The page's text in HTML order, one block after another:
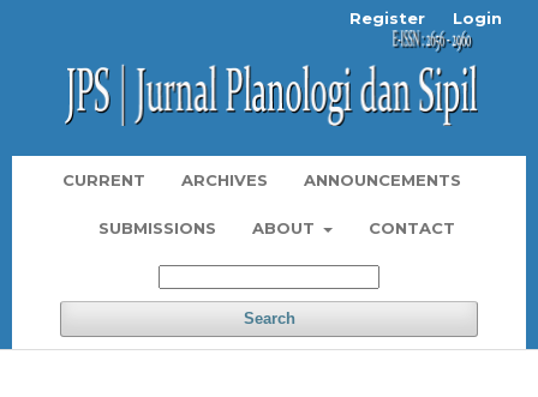
CURRENT ARCHIVES ANNOUNCEMENTS
SUBMISSIONS ABOUT CONTACT
Search
Register Login